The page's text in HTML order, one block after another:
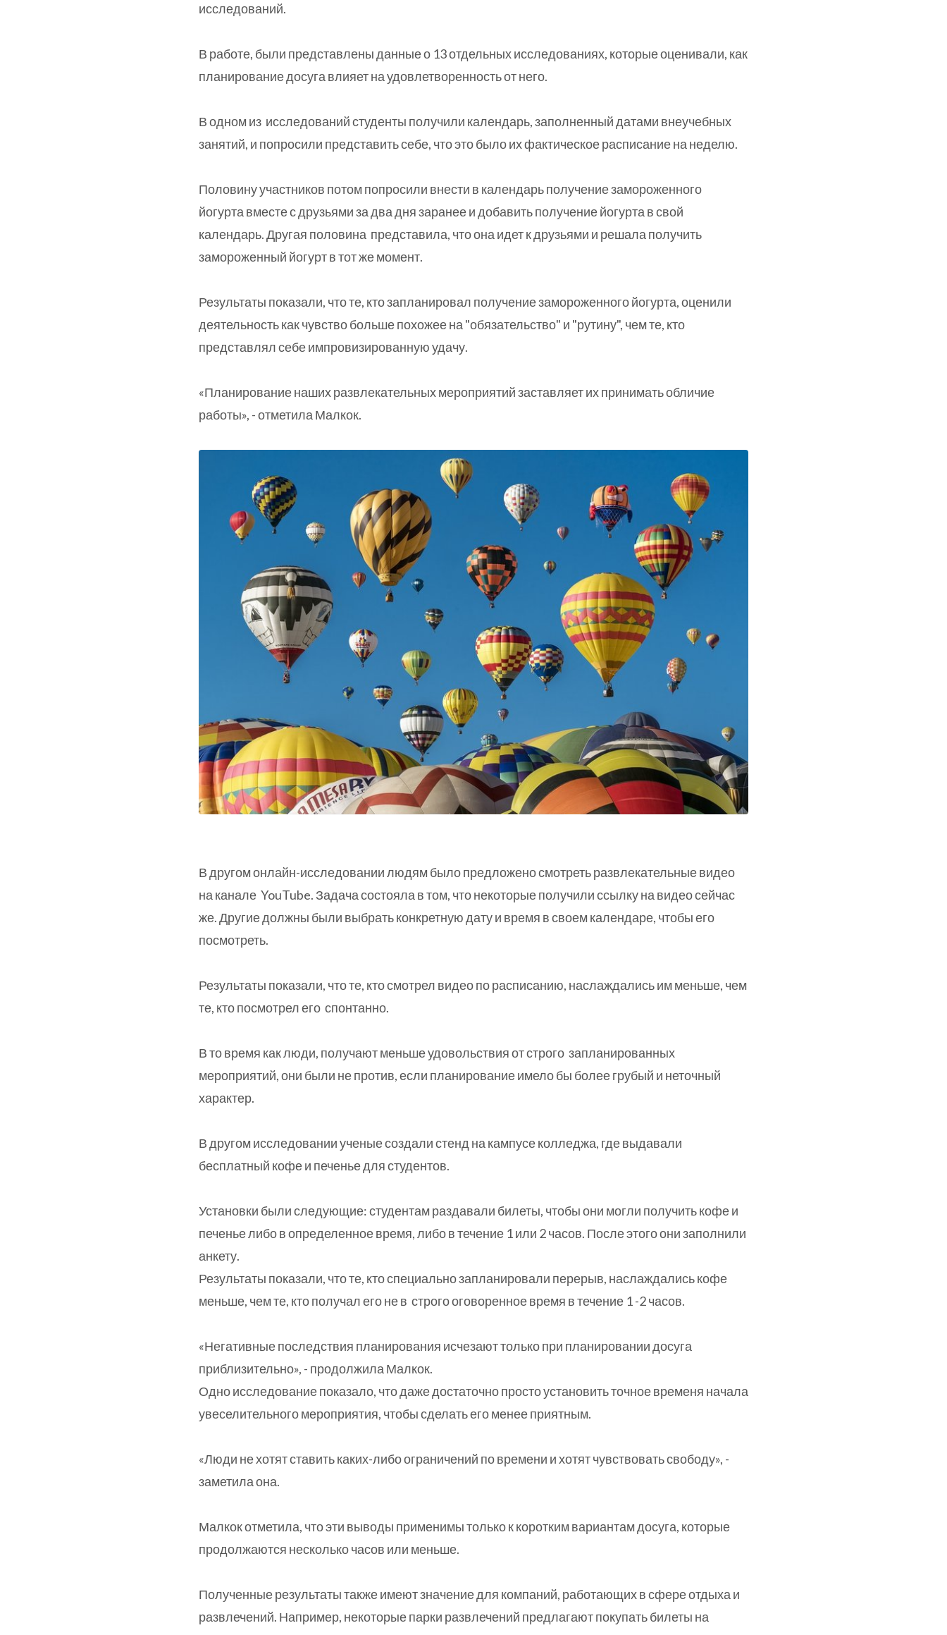
исследований.
В работе, были представлены данные о 13 отдельных исследованиях, которые оценивали, как
планирование досуга влияет на удовлетворенность от него.
В одном из исследований студенты получили календарь, заполненный датами внеучебных
занятий, и попросили представить себе, что это было их фактическое расписание на неделю.
Половину участников потом попросили внести в календарь получение замороженного
йогурта вместе с друзьями за два дня заранее и добавить получение йогурта в свой
календарь. Другая половина представила, что она идет к друзьями и решала получить
замороженный йогурт в тот же момент.
Результаты показали, что те, кто запланировал получение замороженного йогурта, оценили
деятельность как чувство больше похожее на "обязательство" и "рутину", чем те, кто
представлял себе импровизированную удачу.
«Планирование наших развлекательных мероприятий заставляет их принимать обличие
работы», - отметила Малкок.
В другом онлайн-исследовании людям было предложено смотреть развлекательные видео
на канале YouTube. Задача состояла в том, что некоторые получили ссылку на видео сейчас
же. Другие должны были выбрать конкретную дату и время в своем календаре, чтобы его
посмотреть.
Результаты показали, что те, кто смотрел видео по расписанию, наслаждались им меньше, чем
те, кто посмотрел его спонтанно.
В то время как люди, получают меньше удовольствия от строго запланированных
мероприятий, они были не против, если планирование имело бы более грубый и неточный
характер.
В другом исследовании ученые создали стенд на кампусе колледжа, где выдавали
бесплатный кофе и печенье для студентов.
Установки были следующие: студентам раздавали билеты, чтобы они могли получить кофе и
печенье либо в определенное время, либо в течение 1 или 2 часов. После этого они заполнили
анкету.
Результаты показали, что те, кто специально запланировали перерыв, наслаждались кофе
меньше, чем те, кто получал его не в строго оговоренное время в течение 1 -2 часов.
«Негативные последствия планирования исчезают только при планировании досуга
приблизительно», - продолжила Малкок.
Одно исследование показало, что даже достаточно просто установить точное временя начала
увеселительного мероприятия, чтобы сделать его менее приятным.
«Люди не хотят ставить каких-либо ограничений по времени и хотят чувствовать свободу», -
заметила она.
Малкок отметила, что эти выводы применимы только к коротким вариантам досуга, которые
продолжаются несколько часов или меньше.
Полученные результаты также имеют значение для компаний, работающих в сфере отдыха и
развлечений. Например, некоторые парки развлечений предлагают покупать билеты на